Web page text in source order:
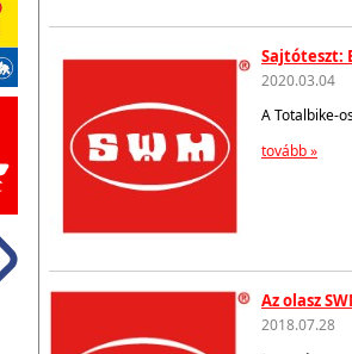
Sajtóteszt:
2020.03.04
A Totalbike-
tovább »
Az olasz
2018.07.28